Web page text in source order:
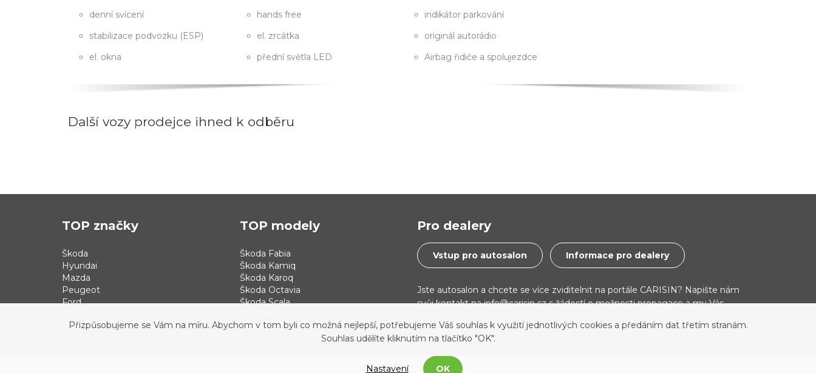
denní svícení
stabilizace podvozku (ESP)
el. okna
hands free
el. zrcátka
přední světla LED
indikátor parkování
originál autorádio
Airbag řidiče a spolujezdce
Další vozy prodejce ihned k odběru
TOP značky
Škoda
Hyundai
Mazda
Peugeot
Ford
Opel
TOP modely
Škoda Fabia
Škoda Kamiq
Škoda Karoq
Škoda Octavia
Škoda Scala
Hyundai i30
Pro dealery
Vstup pro autosalon Informace pro dealery
Jste autosalon a chcete se více zviditelnit na portále CARISIN? Napište nám
svůj kontakt na info@carisin.cz s žádostí o možnosti propagace a my Vás
Přizpůsobujeme se Vám na míru. Abychom v tom byli co možná nejlepší, potřebujeme Váš souhlas k využití jednotlivých cookies a předáním dat třetím stranám.
Souhlas udělíte kliknutím na tlačítko "OK".
Nastavení OK